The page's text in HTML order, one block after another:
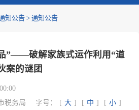
知公告 > 通知公告
”——破解家族式运作利用“道
案的谜团
税务局 字号： [ 大 ] [ 中 ] [ 小 ]